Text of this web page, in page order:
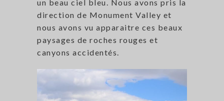
un beau ciel bleu. Nous avons pris la
direction de Monument Valley et
nous avons vu apparaitre ces beaux
paysages de roches rouges et
canyons accidentés.